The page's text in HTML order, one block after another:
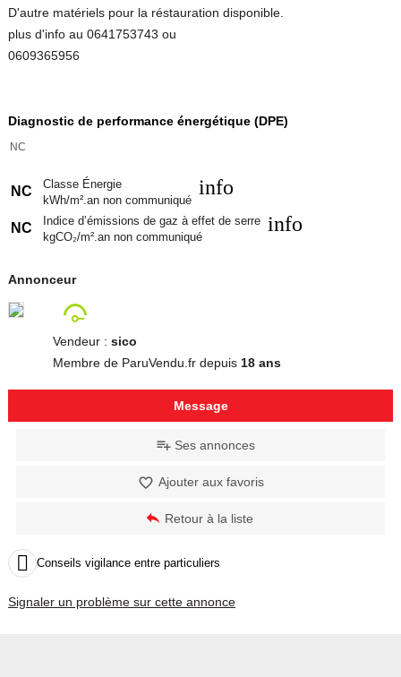
D'autre matériels pour la réstauration disponible.
plus d'info au 0641753743 ou
0609365956
Diagnostic de performance énergétique (DPE)
NC
NC
Classe Énergie
kWh/m².an non communiqué
info
NC
Indice d’émissions de gaz à effet de serre
kgCO₂/m².an non communiqué
info
Annonceur
Vendeur : sico
Membre de ParuVendu.fr depuis 18 ans
Message
Ses annonces
Ajouter aux favoris
Retour à la liste
 Conseils vigilance entre particuliers
Signaler un problème sur cette annonce